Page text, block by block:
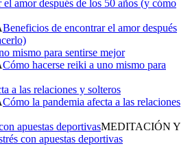
Beneficios de encontrar el amor después
Cómo hacerse reiki a uno mismo para
Cómo la pandemia afecta a las relaciones
MEDITACIÓN Y
con apuestas deportivas